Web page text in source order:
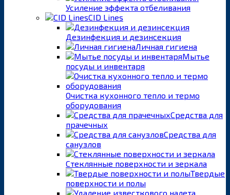
Усиление эффекта отбеливания
CID Lines
Дезинфекция и дезинсекция
Личная гигиена
Мытье
посуды и инвентаря
Очистка кухонного тепло и термо
оборудования
Средства для
прачечных
Средства для
санузлов
Стеклянные поверхности и зеркала
Твердые
поверхности и полы